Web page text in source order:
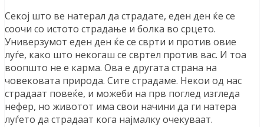
Секој што ве натерал да страдате, еден ден ќе се
соочи со истото страдање и болка во срцето.
Универзумот еден ден ќе се сврти и против овие
луѓе, како што некогаш се свртел против вас. И тоа
воопшто не е карма. Ова е другата страна на
човековата природа. Сите страдаме. Некои од нас
страдаат повеќе, и можеби на прв поглед изгледа
нефер, но животот има свои начини да ги натера
луѓето да страдаат кога најмалку очекуваат.